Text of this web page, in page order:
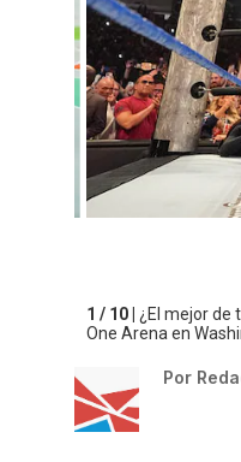
1 / 10 | ¿El mejor de
One Arena en
Por